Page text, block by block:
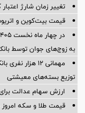
تغییر زمان شارژ اعتبار
قیمت بیت‌کوین و اتریوم
به زوج‌های جوان توسط
مهمانی ۱۲
توزیع بسته‌های معیشتی
ارزش سهام عدالت برای امروز